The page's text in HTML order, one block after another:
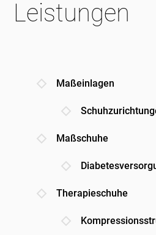
Leistungen
Maßeinlagen
Maßschuhe
Therapieschuhe